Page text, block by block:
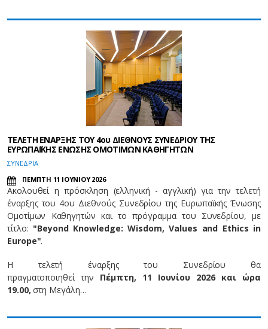
ΤΕΛΕΤΗ ΕΝΑΡΞΗΣ ΤΟΥ 4ου ΔΙΕΘΝΟΥΣ ΣΥΝΕΔΡΙΟΥ ΤΗΣ
ΕΥΡΩΠΑΪΚΗΣ ΕΝΩΣΗΣ ΟΜΟΤΙΜΩΝ ΚΑΘΗΓΗΤΩΝ
ΣΥΝΕΔΡΙΑ
ΠΕΜΠΤΗ 11 ΙΟΥΝΙΟΥ 2026
Ακολουθεί η πρόσκληση (ελληνική - αγγλική) για την τελετή
έναρξης του 4ου Διεθνούς Συνεδρίου της Ευρωπαϊκής Ένωσης
Ομοτίμων Καθηγητών και το πρόγραμμα του Συνεδρίου, με
τίτλο: "Beyond Knowledge: Wisdom, Values and Ethics in
Europe".
Η τελετή έναρξης του Συνεδρίου θα
πραγματοποιηθεί την
Πέμπτη, 11 Ιουνίου 2026 και ώρα
19.00,στη Μεγάλη…